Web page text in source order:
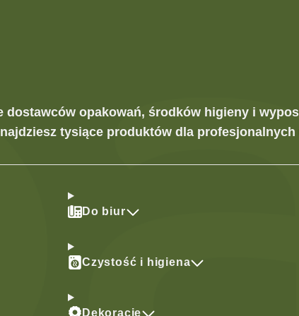
dostawców opakowań, środków higieny i
tysiące produktów dla
Do biur
Czystość i higiena
Dekoracje